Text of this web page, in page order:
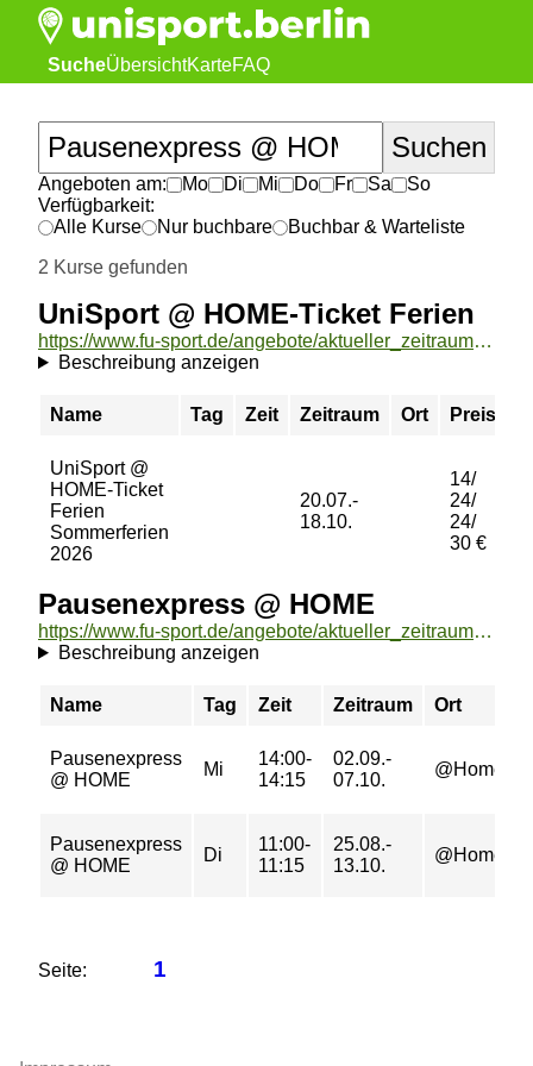
SucheÜbersichtKarteFAQ
Angeboten am: Mo Di Mi Do Fr Sa
So
Verfügbarkeit:
Alle Kurse
Nur buchbare
Buchbar & Warteliste
2 Kurse gefunden
UniSport @ HOME-Ticket Ferien
https://www.fu-sport.de/angebote/aktueller_zeitraum/_UniSport___HOME-Ticket_Ferien.html
Beschreibung anzeigen
Name Tag Zeit Zeitraum Ort Preis
UniSport @
HOME-Ticket
Ferien
Sommerferien
2026
20.07.-
18.10.
14/
24/
24/
30 €
Pausenexpress @ HOME
https://www.fu-sport.de/angebote/aktueller_zeitraum/_Pausenexpress___HOME.html
Beschreibung anzeigen
Name Tag Zeit Zeitraum Ort
Pausenexpress
@ HOME
Mi
14:00-
14:15
02.09.-
07.10.
@Home
Pausenexpress
@ HOME
Di
11:00-
11:15
25.08.-
13.10.
@Home
Seite: 1